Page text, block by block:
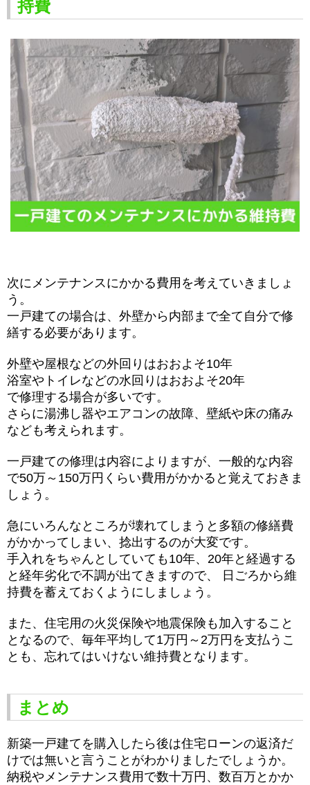
持費
次にメンテナンスにかかる費用を考えていきましょ
う。
一戸建ての場合は、外壁から内部まで全て自分で修
繕する必要があります。
外壁や屋根などの外回りはおおよそ10年
浴室やトイレなどの水回りはおおよそ20年
で修理する場合が多いです。
さらに湯沸し器やエアコンの故障、壁紙や床の痛み
なども考えられます。
一戸建ての修理は内容によりますが、一般的な内容
で50万～150万円くらい費用がかかると覚えておきま
しょう。
急にいろんなところが壊れてしまうと多額の修繕費
がかかってしまい、捻出するのが大変です。
手入れをちゃんとしていても10年、20年と経過する
と経年劣化で不調が出てきますので、 日ごろから維
持費を蓄えておくようにしましょう。
また、住宅用の火災保険や地震保険も加入すること
となるので、毎年平均して1万円～2万円を支払うこ
とも、忘れてはいけない維持費となります。
まとめ
新築一戸建てを購入したら後は住宅ローンの返済だ
けでは無いと言うことがわかりましたでしょうか。
納税やメンテナンス費用で数十万円、数百万とかか